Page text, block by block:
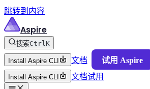
跳转到内容
Aspire
搜索CtrlK
Install Aspire CLI 文档 试用 Aspire
Install Aspire CLI 文档试用